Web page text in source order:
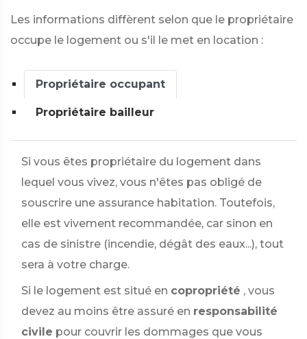
Les informations diffèrent selon que le propriétaire
occupe le logement ou s'il le met en location :
Propriétaire occupant
Propriétaire bailleur
Si vous êtes propriétaire du logement dans
lequel vous vivez, vous n'êtes pas obligé de
souscrire une assurance habitation. Toutefois,
elle est vivement recommandée, car sinon en
cas de sinistre (incendie, dégât des eaux...), tout
sera à votre charge.
Si le logement est situé en copropriété , vous
devez au moins être assuré en responsabilité
civile pour couvrir les dommages que vous